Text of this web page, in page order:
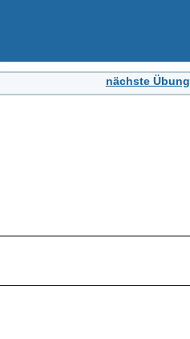
nächste Übung